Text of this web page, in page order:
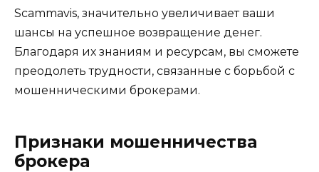
Scammavis, значительно увеличивает ваши
шансы на успешное возвращение денег.
Благодаря их знаниям и ресурсам, вы сможете
преодолеть трудности, связанные с борьбой с
мошенническими брокерами.
Признаки мошенничества
брокера